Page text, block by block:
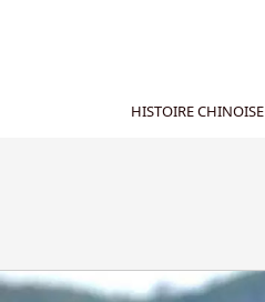
HISTOIRE CHINOISE